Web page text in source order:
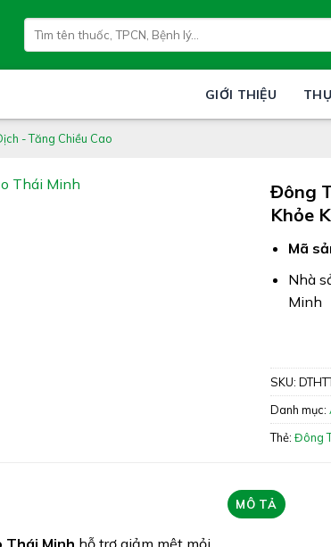
kiếm:
GIỚI THIỆU
- Tăng Chiều Cao
Đông
Khỏe
Mã
Nhà
Minh
Xuất
Giấy
Quy
SKU:
Danh mục:
Thẻ: Đông
MÔ TẢ
Thái Minh hỗ trợ giảm mệt mỏi